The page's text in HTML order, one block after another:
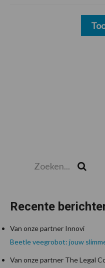
Recente
Van onze partner Innovi
Beetle veegrobot: jouw
Van onze partner The Legal